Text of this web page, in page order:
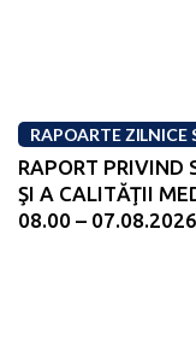
RAPOARTE ZILNICE
RAPORT PRIVIND
ŞI A CALITĂŢII
08.00 –